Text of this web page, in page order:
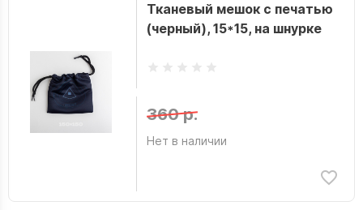
Тканевый мешок с печатью
(черный), 15*15, на шнурке
360 р.
Нет в наличии